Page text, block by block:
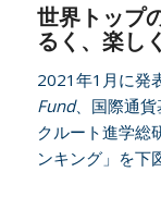
世界トップ
るく、楽し
2021年1月に発
Fund、国際通貨
クルート進学総
ンキング」を下